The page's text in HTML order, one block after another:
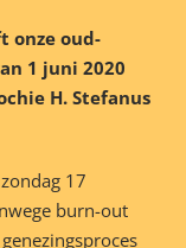
onze oud-
1 juni 2020
H. Stefanus
17
burn-out